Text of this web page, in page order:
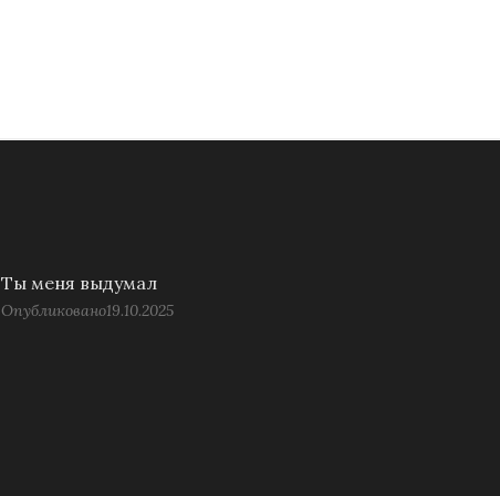
Ты меня выдумал
Опубликовано19.10.2025